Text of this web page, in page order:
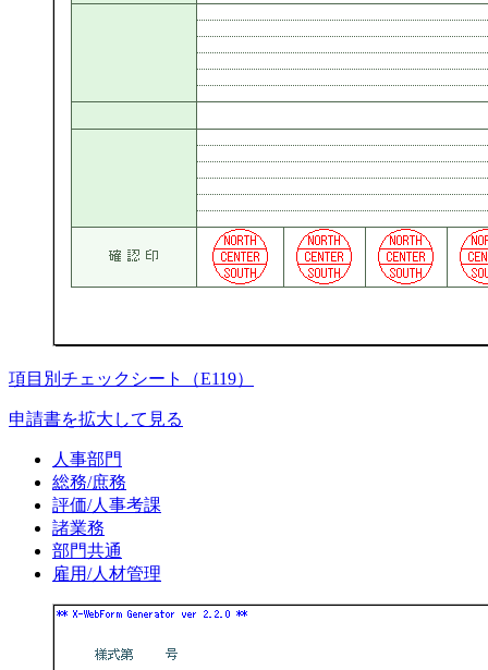
項目別チェックシート（E119）
申請書を拡大して見る
人事部門
総務/庶務
評価/人事考課
諸業務
部門共通
雇用/人材管理